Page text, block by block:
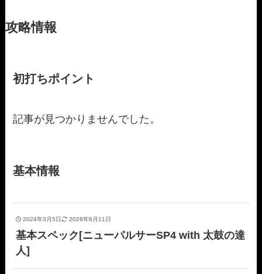
攻略情報
初打ちポイント
記事が見つかりませんでした。
基本情報
2024年3月5日 2026年6月11日
基本スペック[ニューパルサーSP4 with 太鼓の達
人]